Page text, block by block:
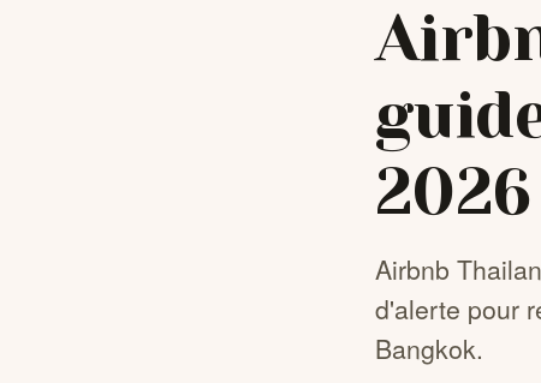
2026
Airbnb
d'alerte pour
Bangkok.